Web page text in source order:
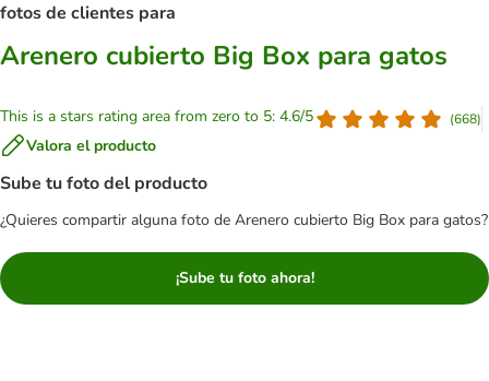
fotos de clientes para
Arenero cubierto Big Box para gatos
This is a stars rating area from zero to 5: 4.6/5 (668)
Valora el producto
Sube tu foto del producto
¿Quieres compartir alguna foto de Arenero cubierto Big Box para gatos?
¡Sube tu foto ahora!